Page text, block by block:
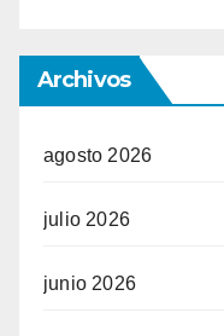
Archivos
agosto 2026
julio 2026
junio 2026